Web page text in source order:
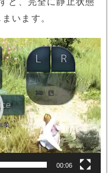
います。
00:06